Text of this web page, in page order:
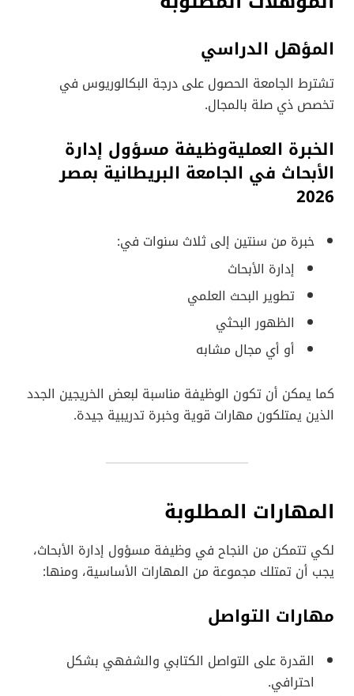
المؤهل الدراسي
تشترط الجامعة الحصول على درجة البكالوريوس في
تخصص ذي صلة بالمجال.
الخبرة العمليةوظيفة مسؤول إدارة
الأبحاث في الجامعة البريطانية بمصر
2026
خبرة من سنتين إلى ثلاث سنوات في:
إدارة الأبحاث
تطوير البحث العلمي
الظهور البحثي
أو أي مجال مشابه
كما يمكن أن تكون الوظيفة مناسبة لبعض الخريجين الجدد
الذين يمتلكون مهارات قوية وخبرة تدريبية جيدة.
المهارات المطلوبة
لكي تتمكن من النجاح في وظيفة مسؤول إدارة الأبحاث،
يجب أن تمتلك مجموعة من المهارات الأساسية، ومنها:
مهارات التواصل
القدرة على التواصل الكتابي والشفهي بشكل
احترافي.